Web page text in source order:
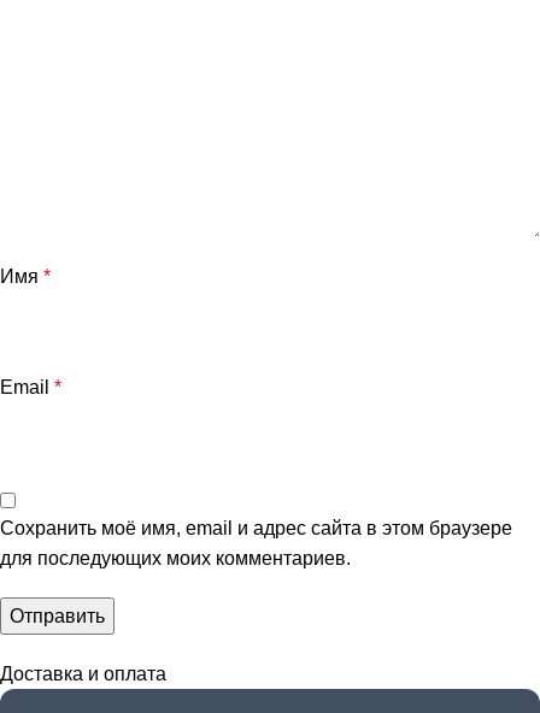
Имя *
Email *
Сохранить моё имя, email и адрес сайта в этом браузере
для последующих моих комментариев.
Доставка и оплата